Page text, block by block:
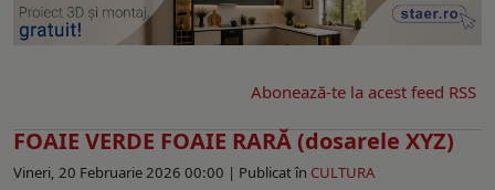
Abonează-te la acest feed RSS
FOAIE VERDE FOAIE RARĂ (dosarele XYZ)
Vineri, 20 Februarie 2026 00:00 | Publicat în CULTURA